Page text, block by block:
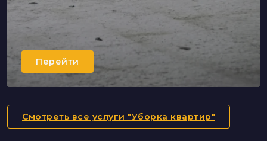
Перейти
Смотреть все услуги "Уборка квартир"